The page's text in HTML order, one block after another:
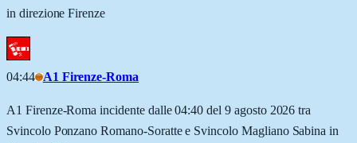
in direzione Firenze
04:44 A1 Firenze-Roma
A1 Firenze-Roma incidente dalle 04:40 del 9 agosto 2026 tra
Svincolo Ponzano Romano-Soratte e Svincolo Magliano Sabina in